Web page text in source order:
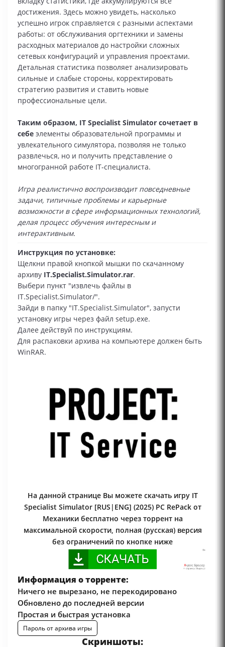
достижения. Здесь можно увидеть, насколько
успешно игрок справляется с разными аспектами
работы: от обслуживания оргтехники и замены
расходных материалов до настройки сложных
сетевых конфигураций и управления проектами.
Детальная статистика позволяет анализировать
сильные и слабые стороны, корректировать
стратегию развития и ставить новые
профессиональные цели.
Таким образом, IT Specialist Simulator сочетает в
себе элементы образовательной программы и
увлекательного симулятора, позволяя не только
развлечься, но и получить представление о
многогранной работе IT‑специалиста.
Игра реалистично воспроизводит повседневные
задачи, типичные проблемы и карьерные
возможности в сфере информационных технологий,
делая процесс обучения интересным и
интерактивным.
Инструкция по установке:
Щелкни правой кнопкой мышки по скачанному
архиву IT.Specialist.Simulator.rar.
Выбери пункт "извлечь файлы в
IT.Specialist.Simulator/".
Зайди в папку "IT.Specialist.Simulator", запусти
установку игры через файл setup.exe.
Далее действуй по инструкциям.
Для распаковки архива на компьютере должен быть
WinRAR.
На данной странице Вы можете скачать игру IT
Specialist Simulator [RUS|ENG] (2025) PC RePack от
Механики бесплатно через торрент на
максимальной скорости, полная (русская) версия
без ограничений по кнопке ниже
Информация о торренте:
Ничего не вырезано, не перекодировано
Обновлено до последней версии
Простая и быстрая установка
Пароль от архива игры
Скриншоты: